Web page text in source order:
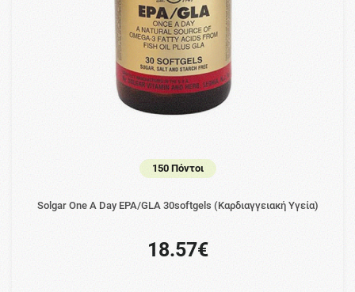
150 Πόντοι
Solgar One A Day EPA/GLA 30softgels (Καρδιαγγειακή Υγεία)
18.57€